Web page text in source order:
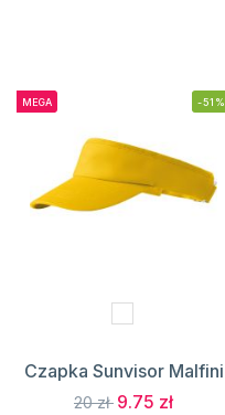
MEGA -51%
Czapka Sunvisor Malfini
20 zł 9.75 zł